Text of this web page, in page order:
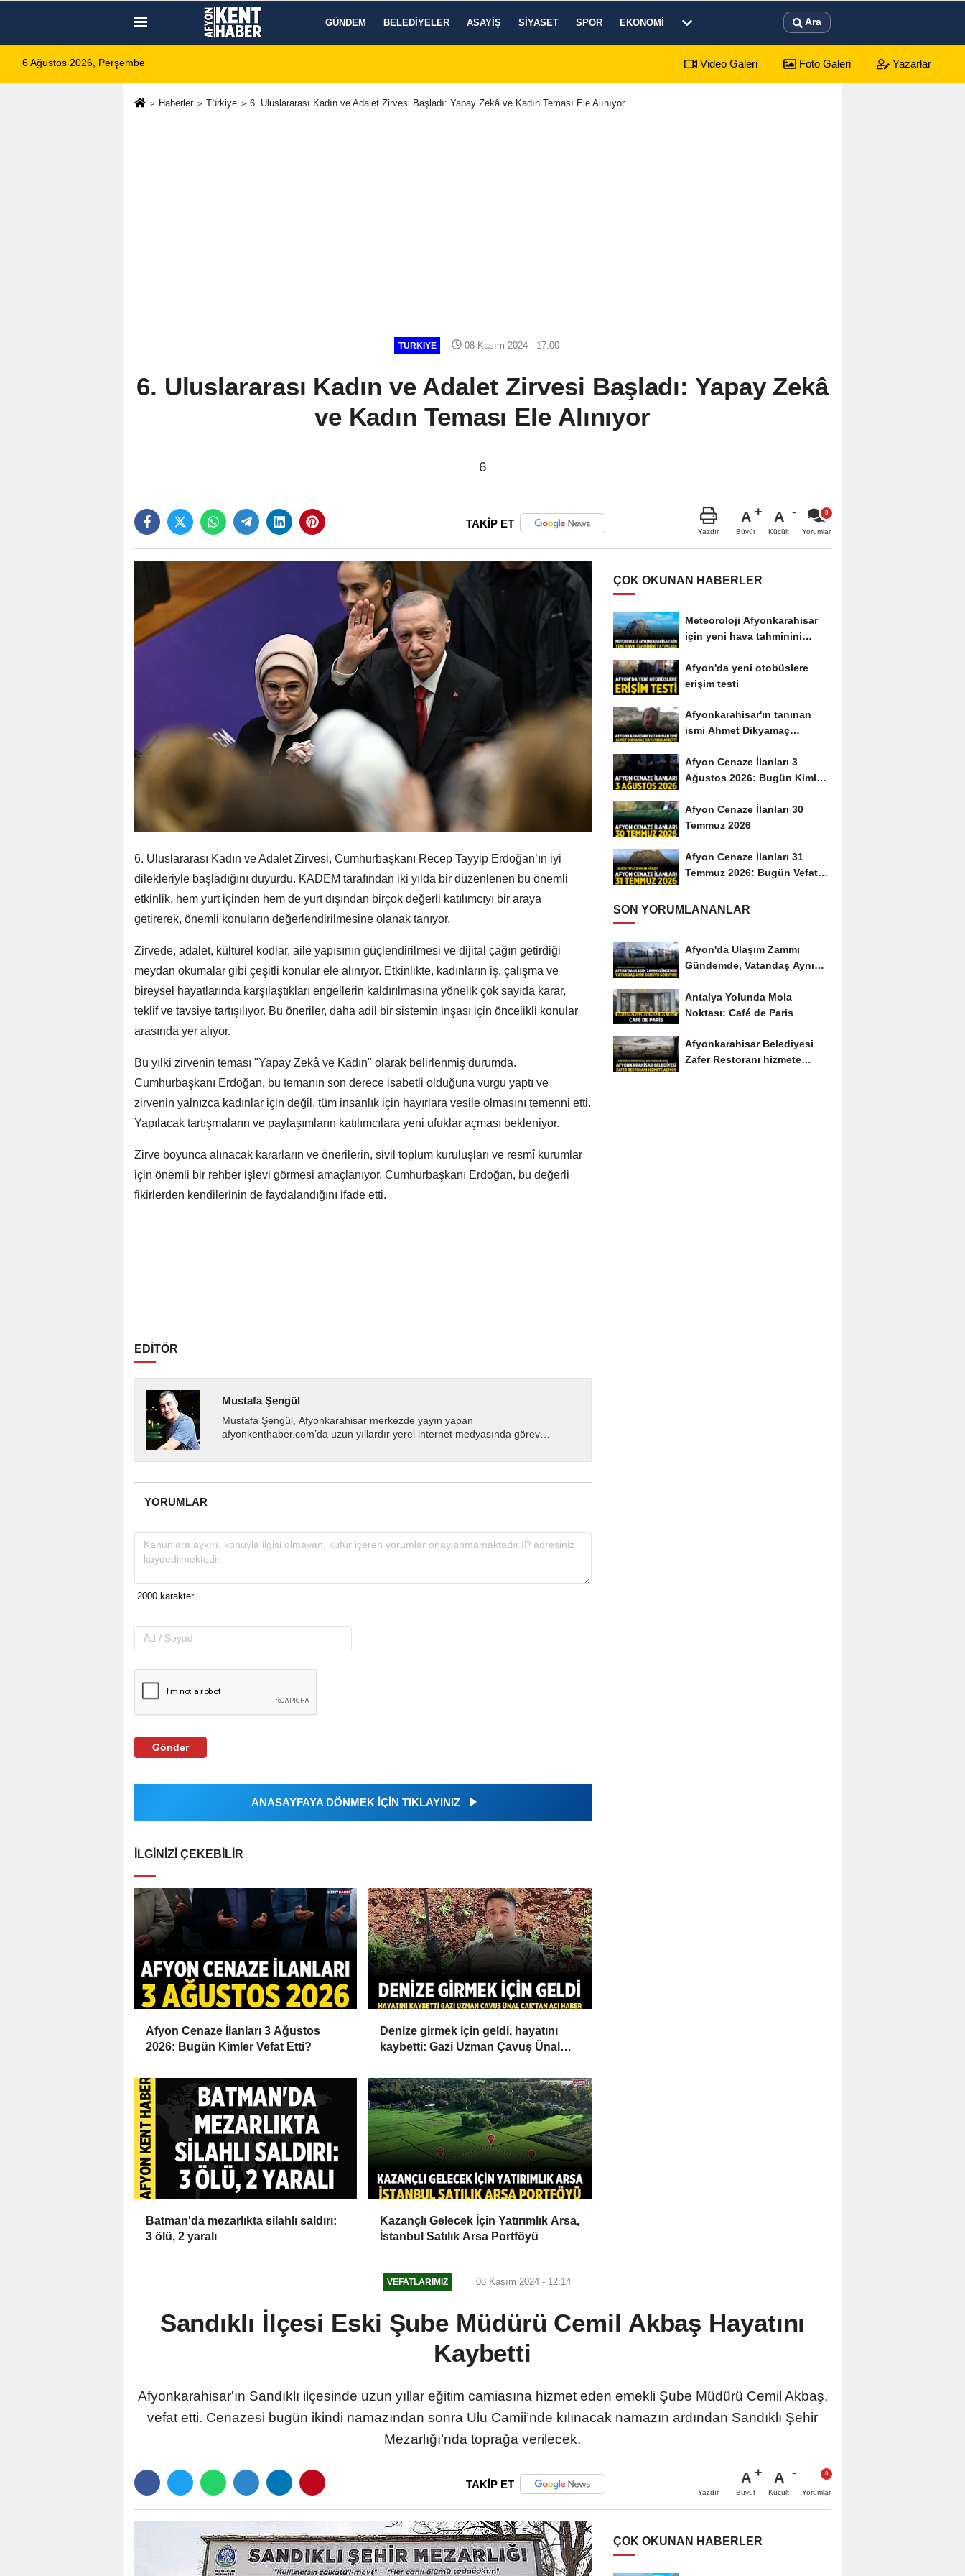
GÜNDEM BELEDIYELER ASAYIŞ SIYASET SPOR EKONOMI Ara
6 Ağustos 2026, Perşembe Video Galeri Foto Galeri Yazarlar
Haberler Türkiye 6. Uluslararası Kadın ve Adalet Zirvesi Başladı: Yapay Zekâ ve Kadın Teması Ele Alınıyor
TÜRKIYE 08 Kasım 2024 - 17:00
6. Uluslararası Kadın ve Adalet Zirvesi Başladı: Yapay Zekâ
ve Kadın Teması Ele Alınıyor
6
TAKİP ET
Yazdır
A
Büyüt
A
Küçült Yorumlar
6. Uluslararası Kadın ve Adalet Zirvesi, Cumhurbaşkanı Recep Tayyip Erdoğan’ın iyi
dilekleriyle başladığını duyurdu. KADEM tarafından iki yılda bir düzenlenen bu önemli
etkinlik, hem yurt içinden hem de yurt dışından birçok değerli katılımcıyı bir araya
getirerek, önemli konuların değerlendirilmesine olanak tanıyor.
Zirvede, adalet, kültürel kodlar, aile yapısının güçlendirilmesi ve dijital çağın getirdiği
meydan okumalar gibi çeşitli konular ele alınıyor. Etkinlikte, kadınların iş, çalışma ve
bireysel hayatlarında karşılaştıkları engellerin kaldırılmasına yönelik çok sayıda karar,
teklif ve tavsiye tartışılıyor. Bu öneriler, daha adil bir sistemin inşası için öncelikli konular
arasında yer alıyor.
Bu yılki zirvenin teması "Yapay Zekâ ve Kadın" olarak belirlenmiş durumda.
Cumhurbaşkanı Erdoğan, bu temanın son derece isabetli olduğuna vurgu yaptı ve
zirvenin yalnızca kadınlar için değil, tüm insanlık için hayırlara vesile olmasını temenni etti.
Yapılacak tartışmaların ve paylaşımların katılımcılara yeni ufuklar açması bekleniyor.
Zirve boyunca alınacak kararların ve önerilerin, sivil toplum kuruluşları ve resmî kurumlar
için önemli bir rehber işlevi görmesi amaçlanıyor. Cumhurbaşkanı Erdoğan, bu değerli
fikirlerden kendilerinin de faydalandığını ifade etti.
EDİTÖR
Mustafa Şengül
Mustafa Şengül, Afyonkarahisar merkezde yayın yapan
afyonkenthaber.com’da uzun yıllardır yerel internet medyasında görev
YORUMLAR
Gönder
ANASAYFAYA DÖNMEK İÇİN TIKLAYINIZ
İLGINIZI ÇEKEBILIR
Afyon Cenaze İlanları 3 Ağustos
2026: Bugün Kimler Vefat Etti?
Denize girmek için geldi, hayatını
kaybetti: Gazi Uzman Çavuş Ünal
Batman'da mezarlıkta silahlı saldırı:
3 ölü, 2 yaralı
Kazançlı Gelecek İçin Yatırımlık Arsa,
İstanbul Satılık Arsa Portföyü
ÇOK OKUNAN HABERLER
Meteoroloji Afyonkarahisar
için yeni hava tahminini
Afyon'da yeni otobüslere
erişim testi
Afyonkarahisar'ın tanınan
ismi Ahmet Dikyamaç
Afyon Cenaze İlanları 3
Ağustos 2026: Bugün Kimler
Afyon Cenaze İlanları 30
Temmuz 2026
Afyon Cenaze İlanları 31
Temmuz 2026: Bugün Vefat
SON YORUMLANANLAR
Afyon'da Ulaşım Zammı
Gündemde, Vatandaş Aynı
Antalya Yolunda Mola
Noktası: Café de Paris
Afyonkarahisar Belediyesi
Zafer Restoranı hizmete
VEFATLARIMIZ 08 Kasım 2024 - 12:14
Sandıklı İlçesi Eski Şube Müdürü Cemil Akbaş Hayatını
Kaybetti
Afyonkarahisar'ın Sandıklı ilçesinde uzun yıllar eğitim camiasına hizmet eden emekli Şube Müdürü Cemil Akbaş,
vefat etti. Cenazesi bugün ikindi namazından sonra Ulu Camii’nde kılınacak namazın ardından Sandıklı Şehir
Mezarlığı’nda toprağa verilecek.
TAKİP ET
Yazdır
A
Büyüt
A
Küçült Yorumlar
ÇOK OKUNAN HABERLER